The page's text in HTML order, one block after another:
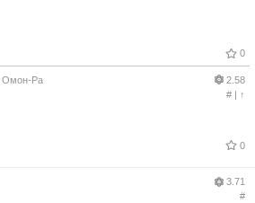
0
Омон-Ра
2.58
#| ↑
0
3.71
#